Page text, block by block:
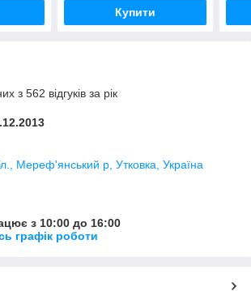
Купити
з 562 відгуків за рік
Мереф'янський р, Утковка, Україна
з 10:00 до 16:00
графік роботи